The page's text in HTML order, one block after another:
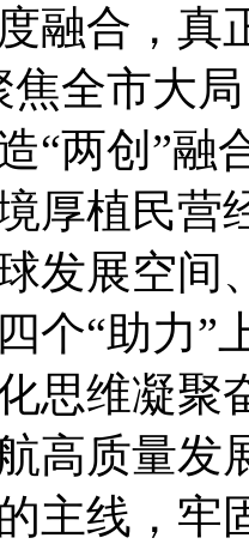
融合，真
焦全市大
“两创”融
厚植民营
发展空间
个“助力”
思维凝聚
高质量发
主线，牢